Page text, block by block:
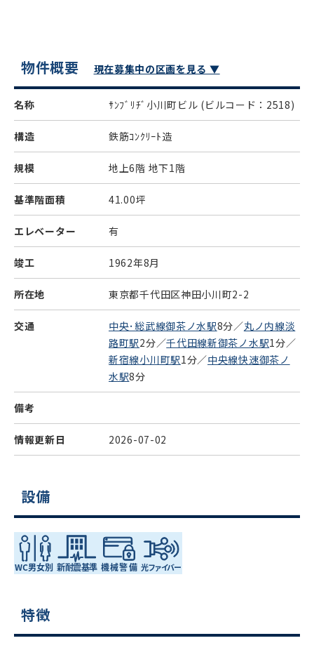
物件概要 現在募集中の区画を見る ▼
名称 ｻﾝﾌﾞﾘﾁﾞ小川町ビル (ビルコード：2518)
構造 鉄筋ｺﾝｸﾘｰﾄ造
規模 地上6階 地下1階
基準階面積 41.00坪
エレベーター 有
竣工 1962年8月
所在地 東京都千代田区神田小川町2-2
交通 中央･総武線御茶ノ水駅8分／丸ノ内線淡
路町駅2分／千代田線新御茶ノ水駅1分／
新宿線小川町駅1分／中央線快速御茶ノ
水駅8分
備考
情報更新日 2026-07-02
設備
特徴